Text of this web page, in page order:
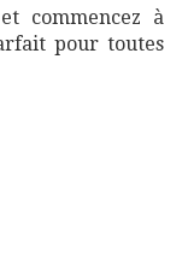
commencez à
pour toutes